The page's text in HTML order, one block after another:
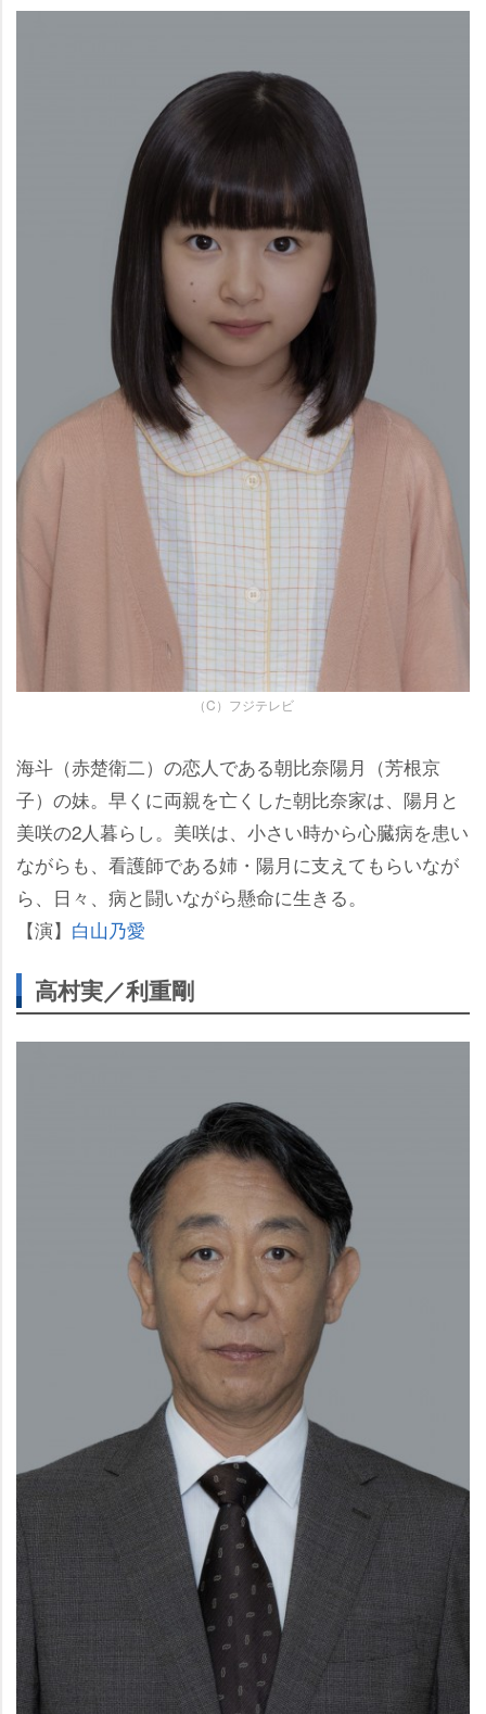
（C）フジテレビ
海斗（赤楚衛二）の恋人である朝比奈陽月（芳根京
子）の妹。早くに両親を亡くした朝比奈家は、陽月と
美咲の2人暮らし。美咲は、小さい時から心臓病を患い
ながらも、看護師である姉・陽月に支えてもらいなが
ら、日々、病と闘いながら懸命に生きる。
【演】 白山乃愛
高村実／利重剛